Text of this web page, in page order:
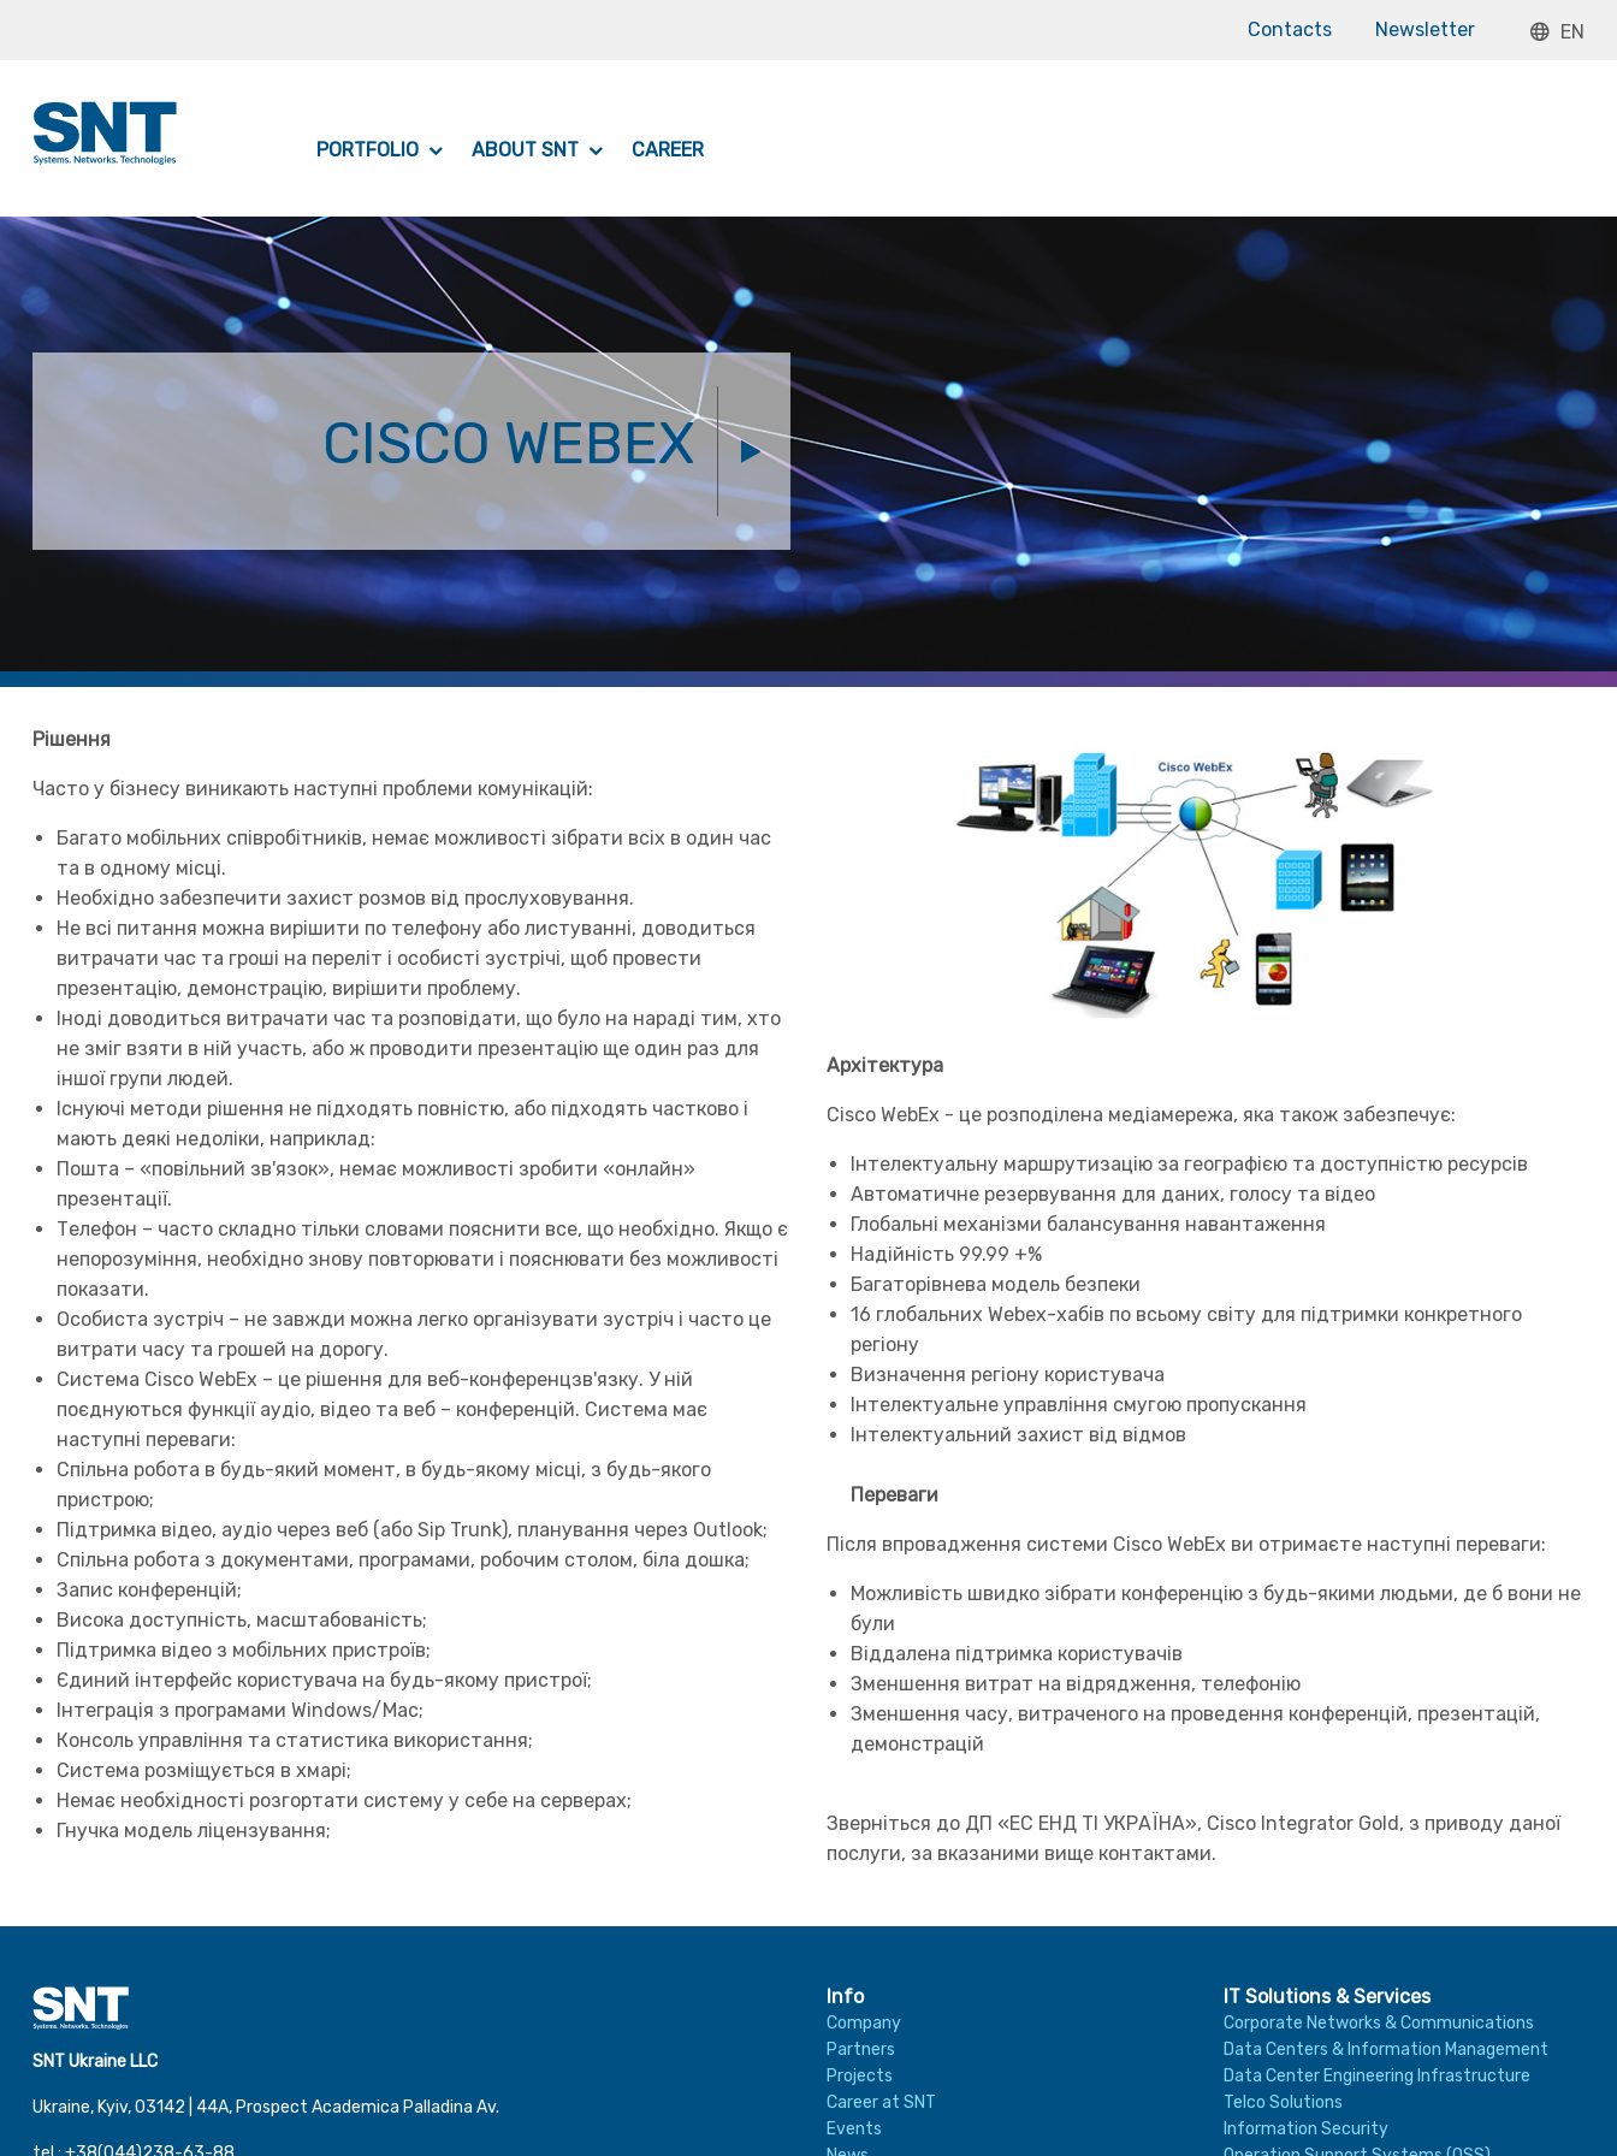
Contacts Newsletter EN
PORTFOLIO ABOUT SNT CAREER
CISCO WEBEX
Рішення
Часто у бізнесу виникають наступні проблеми комунікацій:
Багато мобільних співробітників, немає можливості зібрати всіх в один час
та в одному місці.
Необхідно забезпечити захист розмов від прослуховування.
Не всі питання можна вирішити по телефону або листуванні, доводиться
витрачати час та гроші на переліт і особисті зустрічі, щоб провести
презентацію, демонстрацію, вирішити проблему.
Іноді доводиться витрачати час та розповідати, що було на нараді тим, хто
не зміг взяти в ній участь, або ж проводити презентацію ще один раз для
іншої групи людей.
Існуючі методи рішення не підходять повністю, або підходять частково і
мають деякі недоліки, наприклад:
Пошта – «повільний зв'язок», немає можливості зробити «онлайн»
презентації.
Телефон – часто складно тільки словами пояснити все, що необхідно. Якщо є
непорозуміння, необхідно знову повторювати і пояснювати без можливості
показати.
Особиста зустріч – не завжди можна легко організувати зустріч і часто це
витрати часу та грошей на дорогу.
Система Cisco WebEx – це рішення для веб-конференцзв'язку. У ній
поєднуються функції аудіо, відео та веб – конференцій. Система має
наступні переваги:
Спільна робота в будь-який момент, в будь-якому місці, з будь-якого
пристрою;
Підтримка відео, аудіо через веб (або Sip Trunk), планування через Outlook;
Спільна робота з документами, програмами, робочим столом, біла дошка;
Запис конференцій;
Висока доступність, масштабованість;
Підтримка відео з мобільних пристроїв;
Єдиний інтерфейс користувача на будь-якому пристрої;
Інтеграція з програмами Windows/Mac;
Консоль управління та статистика використання;
Система розміщується в хмарі;
Немає необхідності розгортати систему у себе на серверах;
Гнучка модель ліцензування;
Архітектура
Cisco WebEx - це розподілена медіамережа, яка також забезпечує:
Інтелектуальну маршрутизацію за географією та доступністю ресурсів
Автоматичне резервування для даних, голосу та відео
Глобальні механізми балансування навантаження
Надійність 99.99 +%
Багаторівнева модель безпеки
16 глобальних Webex-хабів по всьому світу для підтримки конкретного
регіону
Визначення регіону користувача
Інтелектуальне управління смугою пропускання
Інтелектуальний захист від відмов
Переваги
Після впровадження системи Cisco WebEx ви отримаєте наступні переваги:
Можливість швидко зібрати конференцію з будь-якими людьми, де б вони не
були
Віддалена підтримка користувачів
Зменшення витрат на відрядження, телефонію
Зменшення часу, витраченого на проведення конференцій, презентацій,
демонстрацій
Зверніться до ДП «ЕС ЕНД ТІ УКРАЇНА», Cisco Integrator Gold, з приводу даної
послуги, за вказаними вище контактами.
SNT Ukraine LLC
Ukraine, Kyiv, 03142 | 44А, Prospect Academica Palladina Av.
Info
Company
Partners
Projects
Career at SNT
Events
IT Solutions & Services
Corporate Networks & Communications
Data Centers & Information Management
Data Center Engineering Infrastructure
Telco Solutions
Information Security